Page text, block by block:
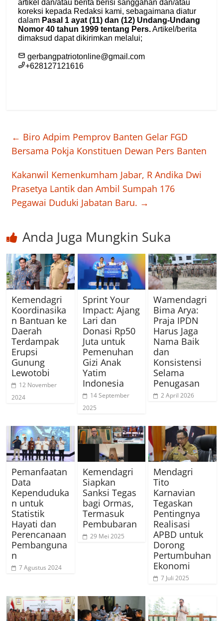
← Biro Adpim Pemprov Banten Gelar FGD
Bersama Pokja Konstituen Dewan Pers Banten
Kakanwil Kemenkumham Jabar, R Andika Dwi
Prasetya Lantik dan Ambil Sumpah 176
Pegawai Duduki Jabatan Baru. →
Anda Juga Mungkin Suka
Kemendagri
Koordinasika
n Bantuan ke
Daerah
Terdampak
Erupsi
Gunung
Lewotobi
12 November
2024
Sprint Your
Impact: Ajang
Lari dan
Donasi Rp50
Juta untuk
Pemenuhan
Gizi Anak
Yatim
Indonesia
14 September
2025
Wamendagri
Bima Arya:
Praja IPDN
Harus Jaga
Nama Baik
dan
Konsistensi
Selama
Penugasan
2 April 2026
Pemanfaatan
Data
Kependuduka
n untuk
Statistik
Hayati dan
Perencanaan
Pembanguna
n
7 Agustus 2024
Kemendagri
Siapkan
Sanksi Tegas
bagi Ormas,
Termasuk
Pembubaran
29 Mei 2025
Mendagri
Tito
Karnavian
Tegaskan
Pentingnya
Realisasi
APBD untuk
Dorong
Pertumbuhan
Ekonomi
7 Juli 2025